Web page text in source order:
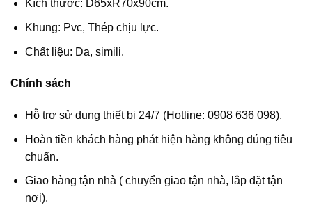
Kích thước: D65xR70x90cm.
Khung: Pvc, Thép chịu lực.
Chất liệu: Da, simili.
Chính sách
Hỗ trợ sử dụng thiết bị 24/7 (Hotline: 0908 636 098).
Hoàn tiền khách hàng phát hiện hàng không đúng tiêu
chuẩn.
Giao hàng tận nhà ( chuyển giao tận nhà, lắp đặt tận
nơi).